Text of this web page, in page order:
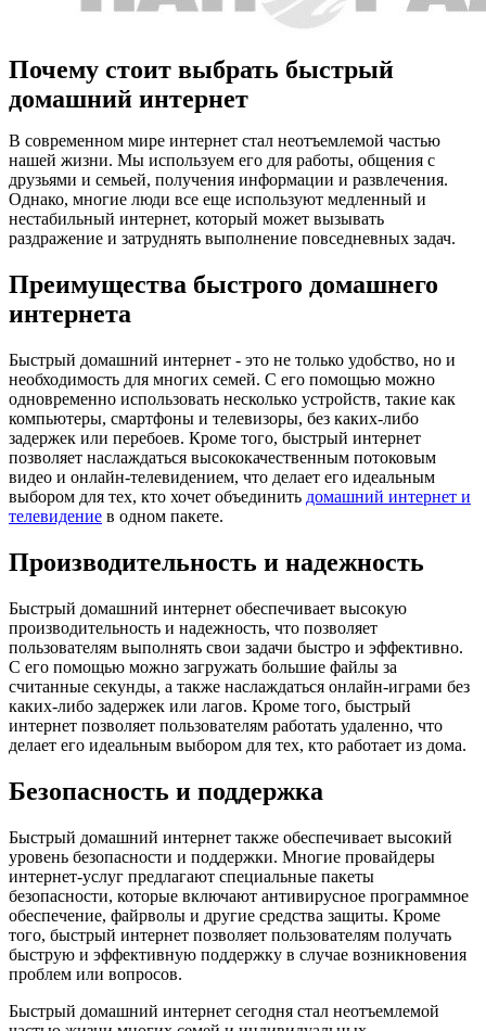
Почему стоит выбрать быстрый
домашний интернет
В современном мире интернет стал неотъемлемой частью
нашей жизни. Мы используем его для работы, общения с
друзьями и семьей, получения информации и развлечения.
Однако, многие люди все еще используют медленный и
нестабильный интернет, который может вызывать
раздражение и затруднять выполнение повседневных задач.
Преимущества быстрого домашнего
интернета
Быстрый домашний интернет - это не только удобство, но и
необходимость для многих семей. С его помощью можно
одновременно использовать несколько устройств, такие как
компьютеры, смартфоны и телевизоры, без каких-либо
задержек или перебоев. Кроме того, быстрый интернет
позволяет наслаждаться высококачественным потоковым
видео и онлайн-телевидением, что делает его идеальным
выбором для тех, кто хочет объединить домашний интернет и
телевидение в одном пакете.
Производительность и надежность
Быстрый домашний интернет обеспечивает высокую
производительность и надежность, что позволяет
пользователям выполнять свои задачи быстро и эффективно.
С его помощью можно загружать большие файлы за
считанные секунды, а также наслаждаться онлайн-играми без
каких-либо задержек или лагов. Кроме того, быстрый
интернет позволяет пользователям работать удаленно, что
делает его идеальным выбором для тех, кто работает из дома.
Безопасность и поддержка
Быстрый домашний интернет также обеспечивает высокий
уровень безопасности и поддержки. Многие провайдеры
интернет-услуг предлагают специальные пакеты
безопасности, которые включают антивирусное программное
обеспечение, файрволы и другие средства защиты. Кроме
того, быстрый интернет позволяет пользователям получать
быструю и эффективную поддержку в случае возникновения
проблем или вопросов.
Быстрый домашний интернет сегодня стал неотъемлемой